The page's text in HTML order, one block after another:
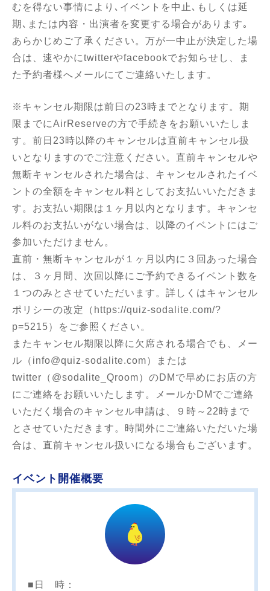
むを得ない事情により､イベントを中止､もしくは延
期､または内容・出演者を変更する場合があります｡
あらかじめご了承ください。万が一中止が決定した場
合は、速やかにtwitterやfacebookでお知らせし、ま
た予約者様へメールにてご連絡いたします。
※キャンセル期限は前日の23時までとなります。期
限までにAirReserveの方で手続きをお願いいたしま
す。前日23時以降のキャンセルは直前キャンセル扱
いとなりますのでご注意ください。直前キャンセルや
無断キャンセルされた場合は、キャンセルされたイベ
ントの全額をキャンセル料としてお支払いいただきま
す。お支払い期限は１ヶ月以内となります。キャンセ
ル料のお支払いがない場合は、以降のイベントにはご
参加いただけません。
直前・無断キャンセルが１ヶ月以内に３回あった場合
は、３ヶ月間、次回以降にご予約できるイベント数を
１つのみとさせていただいます。詳しくはキャンセル
ポリシーの改定（https://quiz-sodalite.com/?
p=5215）をご参照ください。
またキャンセル期限以降に欠席される場合でも、メー
ル（info@quiz-sodalite.com）または
twitter（@sodalite_Qroom）のDMで早めにお店の方
にご連絡をお願いいたします。メールかDMでご連絡
いただく場合のキャンセル申請は、９時～22時まで
とさせていただきます。時間外にご連絡いただいた場
合は、直前キャンセル扱いになる場合もございます。
イベント開催概要
■日 時：